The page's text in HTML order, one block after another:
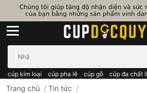
cúp kim loại cúp pha lê cúp gỗ cúp đa chất
Trang chủ / Tin tức /